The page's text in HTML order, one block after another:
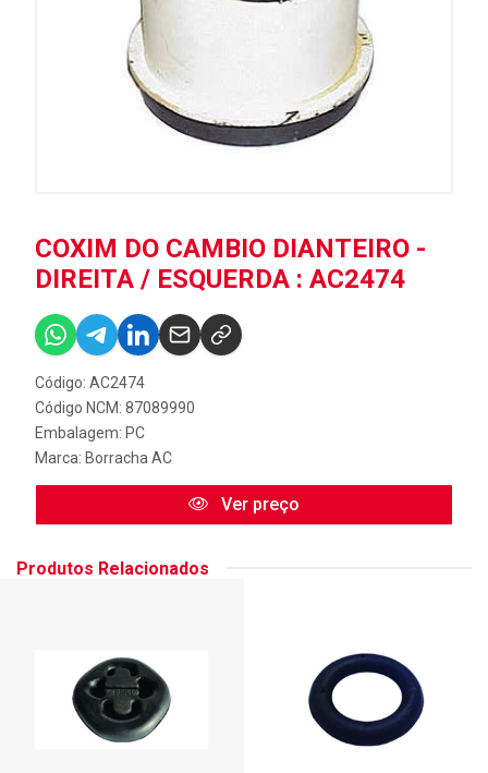
COXIM DO CAMBIO DIANTEIRO -
DIREITA / ESQUERDA : AC2474
Código: AC2474
Código NCM: 87089990
Embalagem: PC
Marca: Borracha AC
Ver preço
Produtos Relacionados